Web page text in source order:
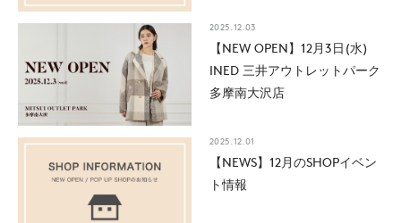
2025.12.03
【NEW OPEN】12月3日(水)
INED 三井アウトレットパーク
多摩南大沢店
2025.12.01
【NEWS】12月のSHOPイベン
ト情報